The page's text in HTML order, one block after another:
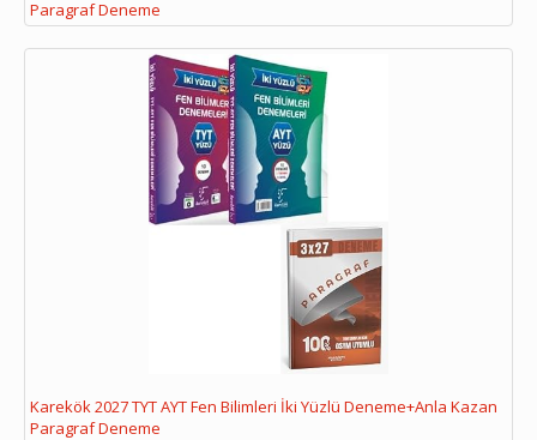
Paragraf Deneme
Karekök 2027 TYT AYT Fen Bilimleri İki Yüzlü Deneme+Anla Kazan
Paragraf Deneme